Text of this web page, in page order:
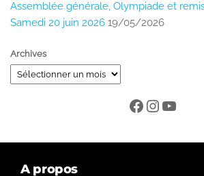
Assemblée générale, Olympiade et
Samedi 20 juin 2026 19/05/2026
Archives
A propos